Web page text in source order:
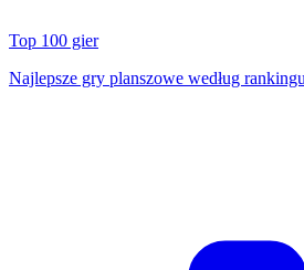
Top 100 gier
Najlepsze gry planszowe według